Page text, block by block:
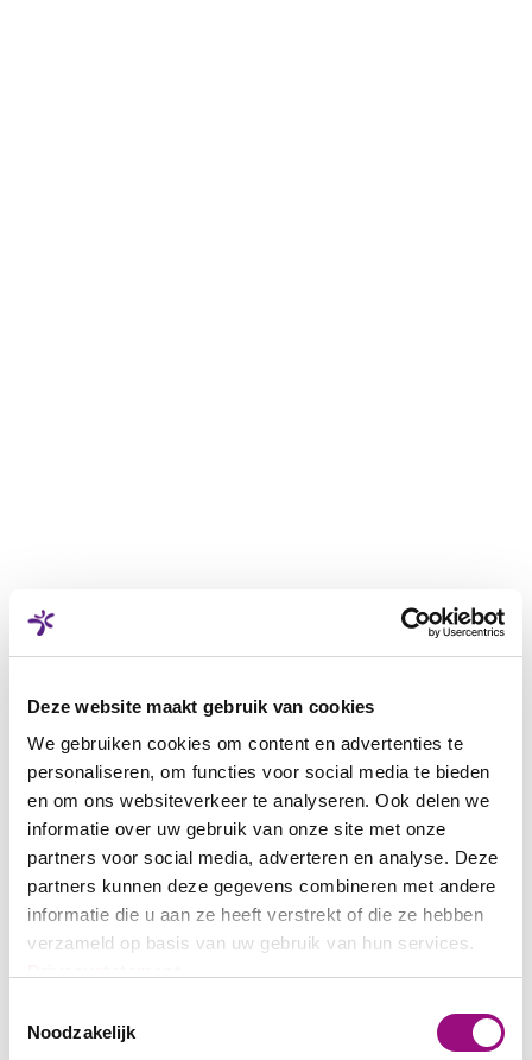
Deze website maakt gebruik van cookies
We gebruiken cookies om content en advertenties te
personaliseren, om functies voor social media te bieden
en om ons websiteverkeer te analyseren. Ook delen we
informatie over uw gebruik van onze site met onze
partners voor social media, adverteren en analyse. Deze
partners kunnen deze gegevens combineren met andere
informatie die u aan ze heeft verstrekt of die ze hebben
verzameld op basis van uw gebruik van hun services.
Noodzakelijk